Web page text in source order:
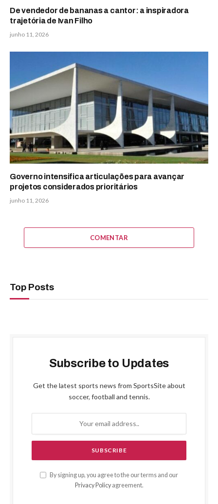
De vendedor de bananas a cantor: a inspiradora
trajetória de Ivan Filho
junho 11, 2026
Governo intensifica articulações para avançar
projetos considerados prioritários
junho 11, 2026
COMENTAR
Top Posts
Subscribe to Updates
Get the latest sports news from SportsSite about
soccer, football and tennis.
By signing up, you agree to the our terms and our
Privacy Policyagreement.